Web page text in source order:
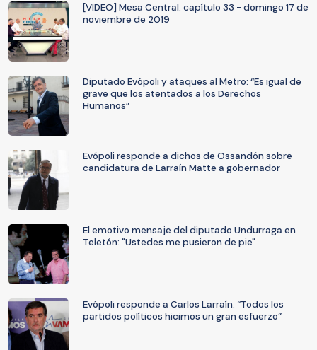
[VIDEO] Mesa Central: capítulo 33 - domingo 17 de
noviembre de 2019
Diputado Evópoli y ataques al Metro: “Es igual de
grave que los atentados a los Derechos
Humanos”
Evópoli responde a dichos de Ossandón sobre
candidatura de Larraín Matte a gobernador
El emotivo mensaje del diputado Undurraga en
Teletón: "Ustedes me pusieron de pie"
Evópoli responde a Carlos Larraín: “Todos los
partidos políticos hicimos un gran esfuerzo”